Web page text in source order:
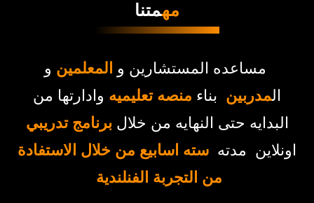
مهمتنا
مساعده المستشارين و المعلمين و
المدربين بناء منصه تعليميه وادارتها من
البدايه حتى النهايه من خلال برنامج تدريبي
اونلاين مدته سته اسابيع من خلال الاستفادة
من التجربة الفنلندية